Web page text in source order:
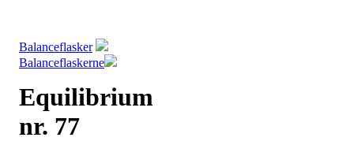
Balanceflasker
Balanceflaskerne
Equilibrium
nr. 77